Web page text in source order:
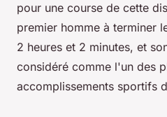
pour une course de cette
premier homme à terminer
2 heures et 2 minutes, et
considéré comme l'un des
accomplissements sportifs